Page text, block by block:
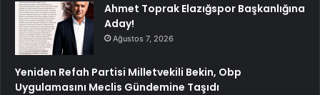
Ahmet Toprak Elazığspor Başkanlığına
Aday!
Ağustos 7, 2026
Yeniden Refah Partisi Milletvekili Bekin, Obp
Uygulamasını Meclis Gündemine Taşıdı